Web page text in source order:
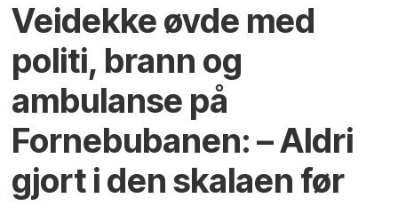
Veidekke øvde med
politi, brann og
ambulanse på
Fornebubanen: – Aldri
gjort i den skalaen før